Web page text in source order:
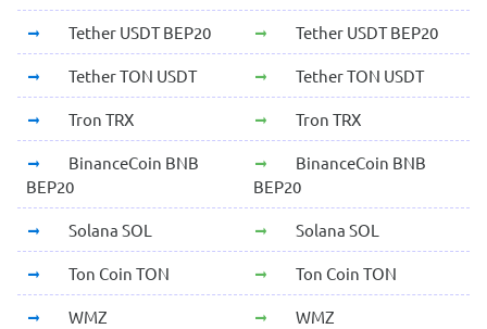
Tether USDT BEP20 Tether USDT BEP20
Tether TON USDT Tether TON USDT
Tron TRX Tron TRX
BinanceCoin BNB
BEP20
BinanceCoin BNB
BEP20
Solana SOL Solana SOL
Ton Coin TON Ton Coin TON
WMZ WMZ